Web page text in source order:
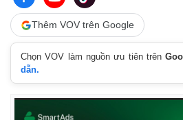
Thêm VOV trên Google
Chọn VOV làm nguồn ưu tiên trên
dẫn.